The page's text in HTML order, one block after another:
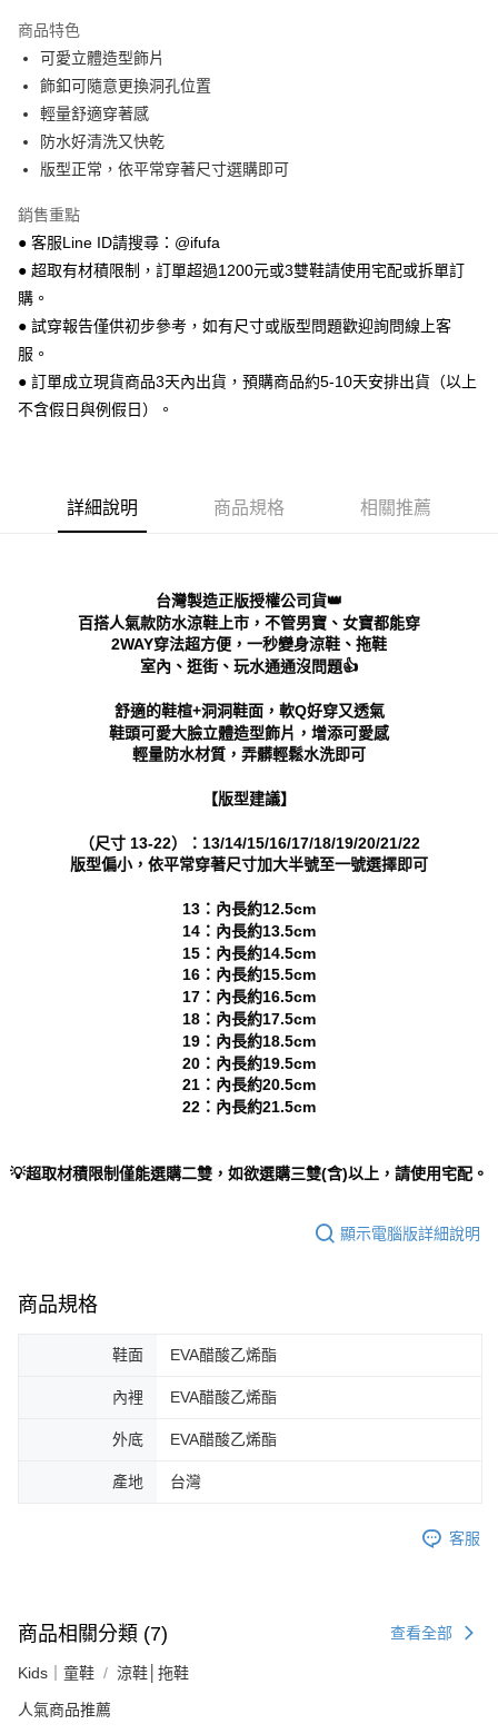
悠遊付
Google Pay
全盈+PAY
AFTEE先享後付
【關於「AFTEE先享後付」】
AFTEE先享後付是「在收到商品之後才付款」的支付方式。 讓您購物簡單
１．簡單：不需註冊會員、不需綁卡、不需儲值。
２．便利：只要手機號碼，簡訊認證，即可結帳。
３．安心：先確認商品／服務後，再付款。
【「AFTEE先享後付」結帳流程】
１．於結帳方式選擇「AFTEE先享後付」後，將跳轉至「AFTEE先享後付」
２．訂單成立數日內，您將收到繳費通知簡訊。
購買商品的店家。未經商家同意取消之訂單仍視為有效，需透過AFTEE先享
後付繳納相關費用。
※ 交易是否成功請以「AFTEE先享後付 」之結帳頁面顯示為準，若有關於
【注意事項】
１．透過由恩沛科技股份有限公司提供之「AFTEE先享後付」服務完成之交
易，需依本服務之必要範圍內提供個人資料，並將交易相關給付款項請求債
權轉讓予恩沛科技股份有限公司。
https://aftee.tw/terms/#terms3
３．未成年的使用者請事先徵得法定代理人或監護人之同意方可使用
「AFTEE先享後付」，若未經同意申辦者引起之損失，本公司不負相關責
４．使用「AFTEE先享後付」時，將依據個別帳號之用戶狀況，依本公司即
請求用戶進行身份認證。
５．嚴禁一人註冊多個帳號或使用他人資訊註冊。若發現惡意使用之情形，
恩沛科技股份有限公司將有權停止該用戶之使用額度並採取法律行動。
ATM付款
運送方式
全家 取貨付款
每筆NT$70，滿NT$999(含以上)免運費
付款後 全家取貨
每筆NT$70，滿NT$999(含以上)免運費
付款後 7-11取貨
每筆NT$90，滿NT$999(含以上)免運費
商品特色
可愛立體造型飾片
飾釦可隨意更換洞孔位置
輕量舒適穿著感
防水好清洗又快乾
版型正常，依平常穿著尺寸選購即可
銷售重點
● 客服Line ID請搜尋：@ifufa
● 超取有材積限制，訂單超過1200元或3雙鞋請使用宅配或拆單訂
購。
● 試穿報告僅供初步參考，如有尺寸或版型問題歡迎詢問線上客
服。
● 訂單成立現貨商品3天內出貨，預購商品約5-10天安排出貨（以上
不含假日與例假日）。
詳細說明 商品規格 相關推薦
台灣製造正版授權公司貨👑
百搭人氣款防水涼鞋上市，不管男寶、女寶都能穿
2WAY穿法超方便，一秒變身涼鞋、拖鞋
室內、逛街、玩水通通沒問題👍
舒適的鞋楦+洞洞鞋面，軟Q好穿又透氣
鞋頭可愛大臉立體造型飾片，增添可愛感
輕量防水材質，弄髒輕鬆水洗即可
【版型建議】
（尺寸 13-22）：13/14/15/16/17/18/19/20/21/22
版型偏小，依平常穿著尺寸加大半號至一號選擇即可
13：內長約12.5cm
14：內長約13.5cm
15：內長約14.5cm
16：內長約15.5cm
17：內長約16.5cm
18：內長約17.5cm
19：內長約18.5cm
20：內長約19.5cm
21：內長約20.5cm
22：內長約21.5cm
💡超取材積限制僅能選購二雙，如欲選購三雙(含)以上，請使用宅配。
顯示電腦版詳細說明
商品規格
鞋面 EVA醋酸乙烯酯
內裡 EVA醋酸乙烯酯
外底 EVA醋酸乙烯酯
產地 台灣
客服
商品相關分類 (7) 查看全部
Kids｜童鞋 涼鞋│拖鞋
人氣商品推薦